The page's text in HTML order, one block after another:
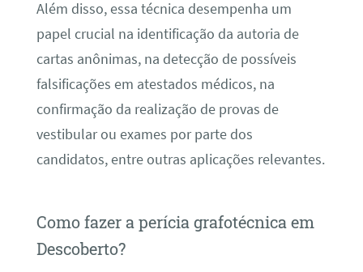
Além disso, essa técnica desempenha um
papel crucial na identificação da autoria de
cartas anônimas, na detecção de possíveis
falsificações em atestados médicos, na
confirmação da realização de provas de
vestibular ou exames por parte dos
candidatos, entre outras aplicações relevantes.
Como fazer a perícia grafotécnica em
Descoberto?